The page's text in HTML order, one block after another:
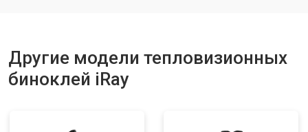
Другие модели тепловизионных
биноклей iRay